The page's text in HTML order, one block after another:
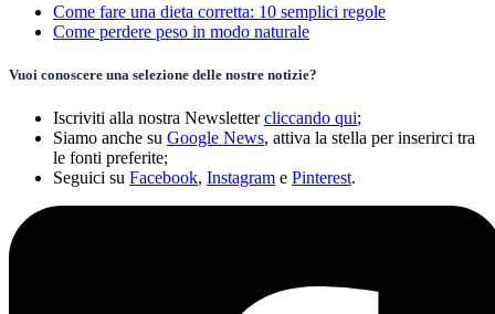
Come fare una dieta corretta: 10 semplici regole
Come perdere peso in modo naturale
Vuoi conoscere una selezione delle nostre notizie?
Iscriviti alla nostra Newslettercliccando qui;
Siamo anche su Google News, attiva la stella per inserirci tra
le fonti preferite;
Seguici su Facebook, Instagram e Pinterest.